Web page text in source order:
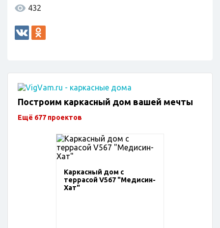
432
Построим каркасный дом вашей мечты
Ещё 677 проектов
Каркасный дом с
террасой V567 "Медисин-
Хат"